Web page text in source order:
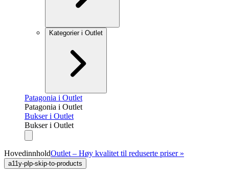
Kategorier i Outlet
Patagonia i Outlet
Patagonia i Outlet
Bukser i Outlet
Bukser i Outlet
HovedinnholdOutlet – Høy kvalitet til reduserte priser »
a11y-plp-skip-to-products